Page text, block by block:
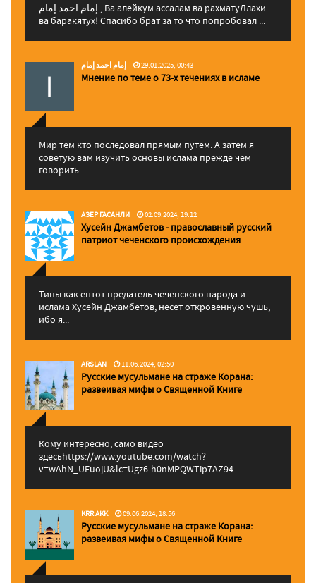
إمام احمد إمام , Ва алейкум ассалам ва рахматуЛлахи
ва баракятух! Спасибо брат за то что попробовал ...
إمام احمد إمام 29.01.2025, 00:43
Мнение по теме о 73-х течениях в исламе
Мир тем кто последовал прямым путем. А затем я
советую вам изучить основы ислама прежде чем
говорить...
АЗЕР ГАСАНЛИ 02.09.2024, 19:12
Хусейн Джамбетов - православный русский
патриот чеченского происхождения
Типы как ентот предатель чеченского народа и
ислама Хусейн Джамбетов, несет откровенную чушь,
ибо я...
ARSLAN 11.06.2024, 02:50
Русские мусульмане на страже Корана:
pазвеивая мифы о Священной Книге
Кому интересно, само видео
здесьhttps://www.youtube.com/watch?
v=wAhN_UEuojU&lc=Ugz6-h0nMPQWTip7AZ94...
KRR AKK 09.06.2024, 18:56
Русские мусульмане на страже Корана:
pазвеивая мифы о Священной Книге